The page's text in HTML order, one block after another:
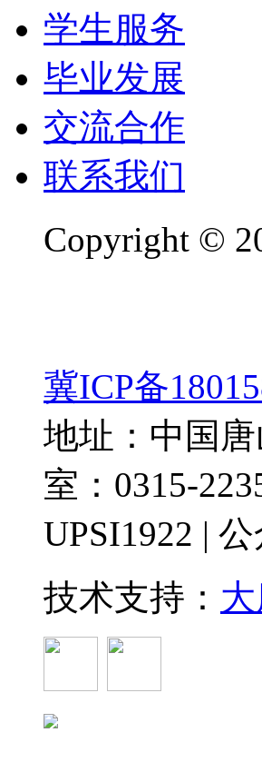
学生服务
毕业发展
交流合作
联系我们
Copyright ©
冀ICP备
地址：中国
室：0315-
UPSI1922 |
技术支持：